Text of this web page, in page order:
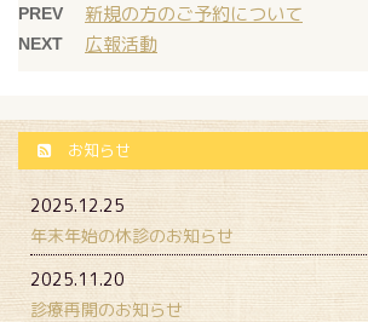
PREV 新規の方のご予約について
NEXT 広報活動
お知らせ
2025.12.25
年末年始の休診のお知らせ
2025.11.20
診療再開のお知らせ